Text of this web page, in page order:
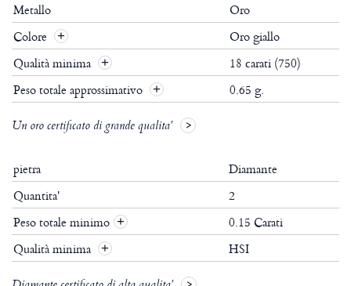
Metallo
Oro
Colore
Oro giallo
Qualità minima
18 carati (750)
Peso totale approssimativo
0.65 g.
Un oro certificato di grande qualita'
pietra
Diamante
Quantita'
2
Peso totale minimo +
0.15 Carati
Qualità minima + HSI